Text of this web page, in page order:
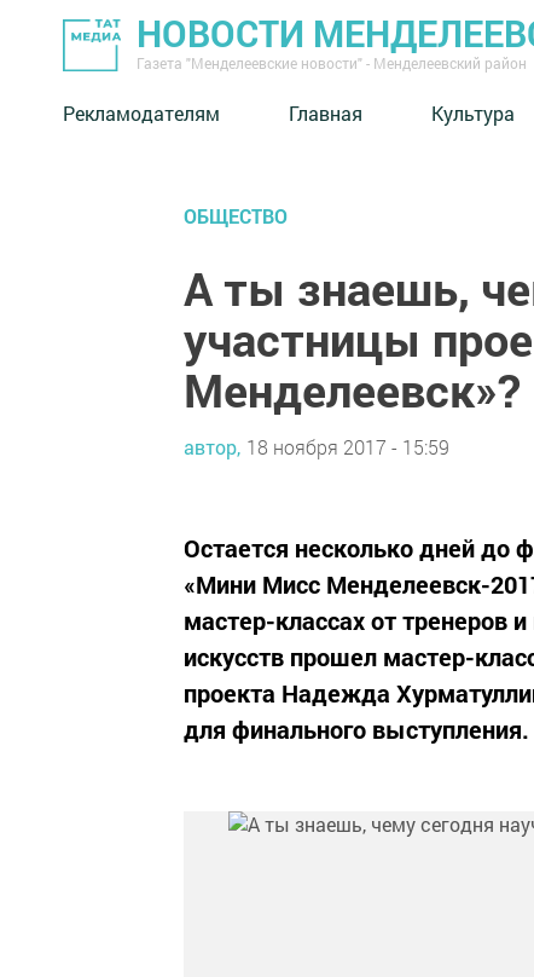
НОВОСТИ
Газета "Менделеевские новости" - Менделеевский район
Рекламодателям Главная Культура
ОБЩЕСТВО
А ты знаешь,
участницы
Менделеевск»?
автор, 18 ноября 2017 - 15:59
Остается несколько дней до
«Мини Мисс Менделеевск-
мастер-классах от тренеров
искусств прошел мастер-
проекта Надежда
для финального